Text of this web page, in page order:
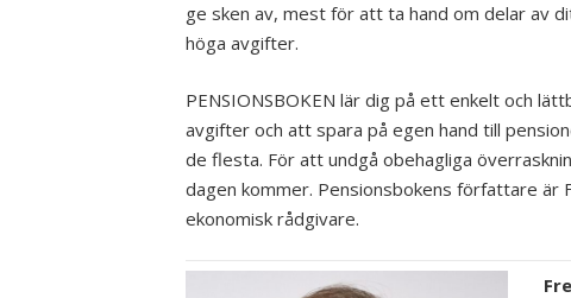
ge sken av, mest för att ta hand om delar av
höga avgifter.
PENSIONSBOKEN lär dig på ett enkelt och
avgifter och att spara på egen hand till
de flesta. För att undgå obehagliga
dagen kommer. Pensionsbokens författare är
ekonomisk rådgivare.